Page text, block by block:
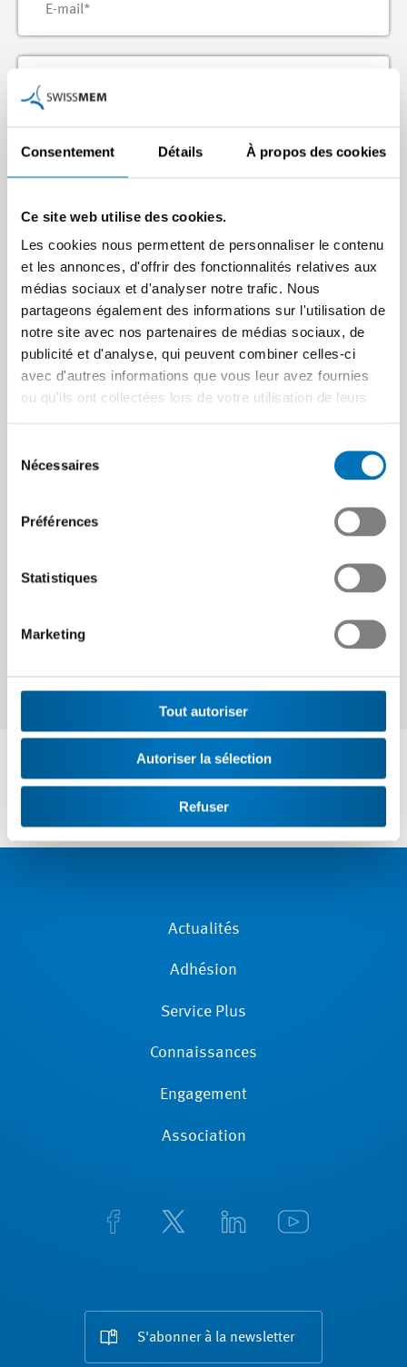
Consentement Détails À propos des cookies
Ce site web utilise des cookies.
Les cookies nous permettent de personnaliser le contenu
et les annonces, d'offrir des fonctionnalités relatives aux
médias sociaux et d'analyser notre trafic. Nous
partageons également des informations sur l'utilisation de
notre site avec nos partenaires de médias sociaux, de
publicité et d'analyse, qui peuvent combiner celles-ci
avec d'autres informations que vous leur avez fournies
ou qu'ils ont collectées lors de votre utilisation de leurs
Nécessaires
Préférences
Statistiques
Marketing
Tout autoriser
Autoriser la sélection
Refuser
Actualités
Adhésion
Service Plus
Connaissances
Engagement
Association
S'abonner à la newsletter